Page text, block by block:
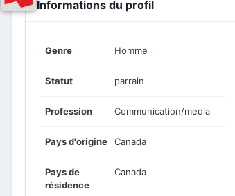
Informations du profil
Genre Homme
Statut parrain
Profession Communication/media
Pays d'origine Canada
Pays de
résidence
Canada